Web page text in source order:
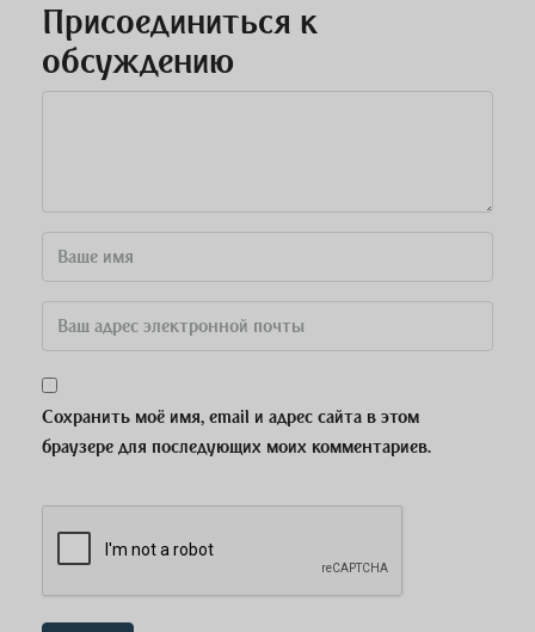
Присоединиться к
обсуждению
Сохранить моё имя, email и адрес сайта в этом
браузере для последующих моих комментариев.